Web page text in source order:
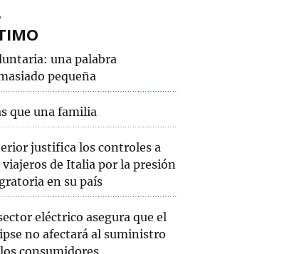
una palabra
pequeña
que una familia
justifica los controles a
viajeros de Italia por la presión
en su país
eléctrico asegura que el
no afectará al suministro
consumidores